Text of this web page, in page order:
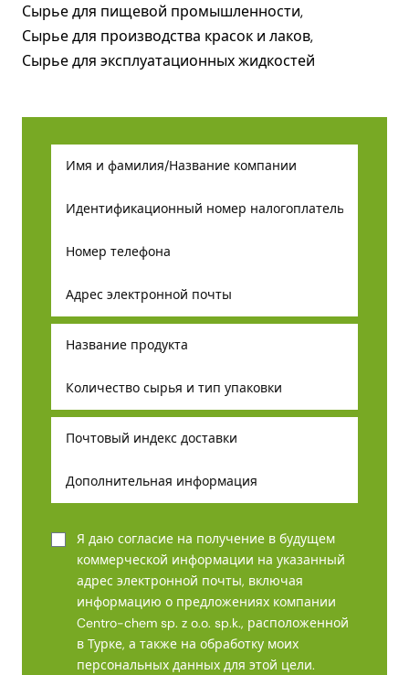
Сырье для пищевой промышленности,
Сырье для производства красок и лаков,
Сырье для эксплуатационных жидкостей
Я даю согласие на получение в будущем
коммерческой информации на указанный
адрес электронной почты, включая
информацию о предложениях компании
Centro-chem sp. z o.o. sp.k., расположенной
в Турке, а также на обработку моих
персональных данных для этой цели.